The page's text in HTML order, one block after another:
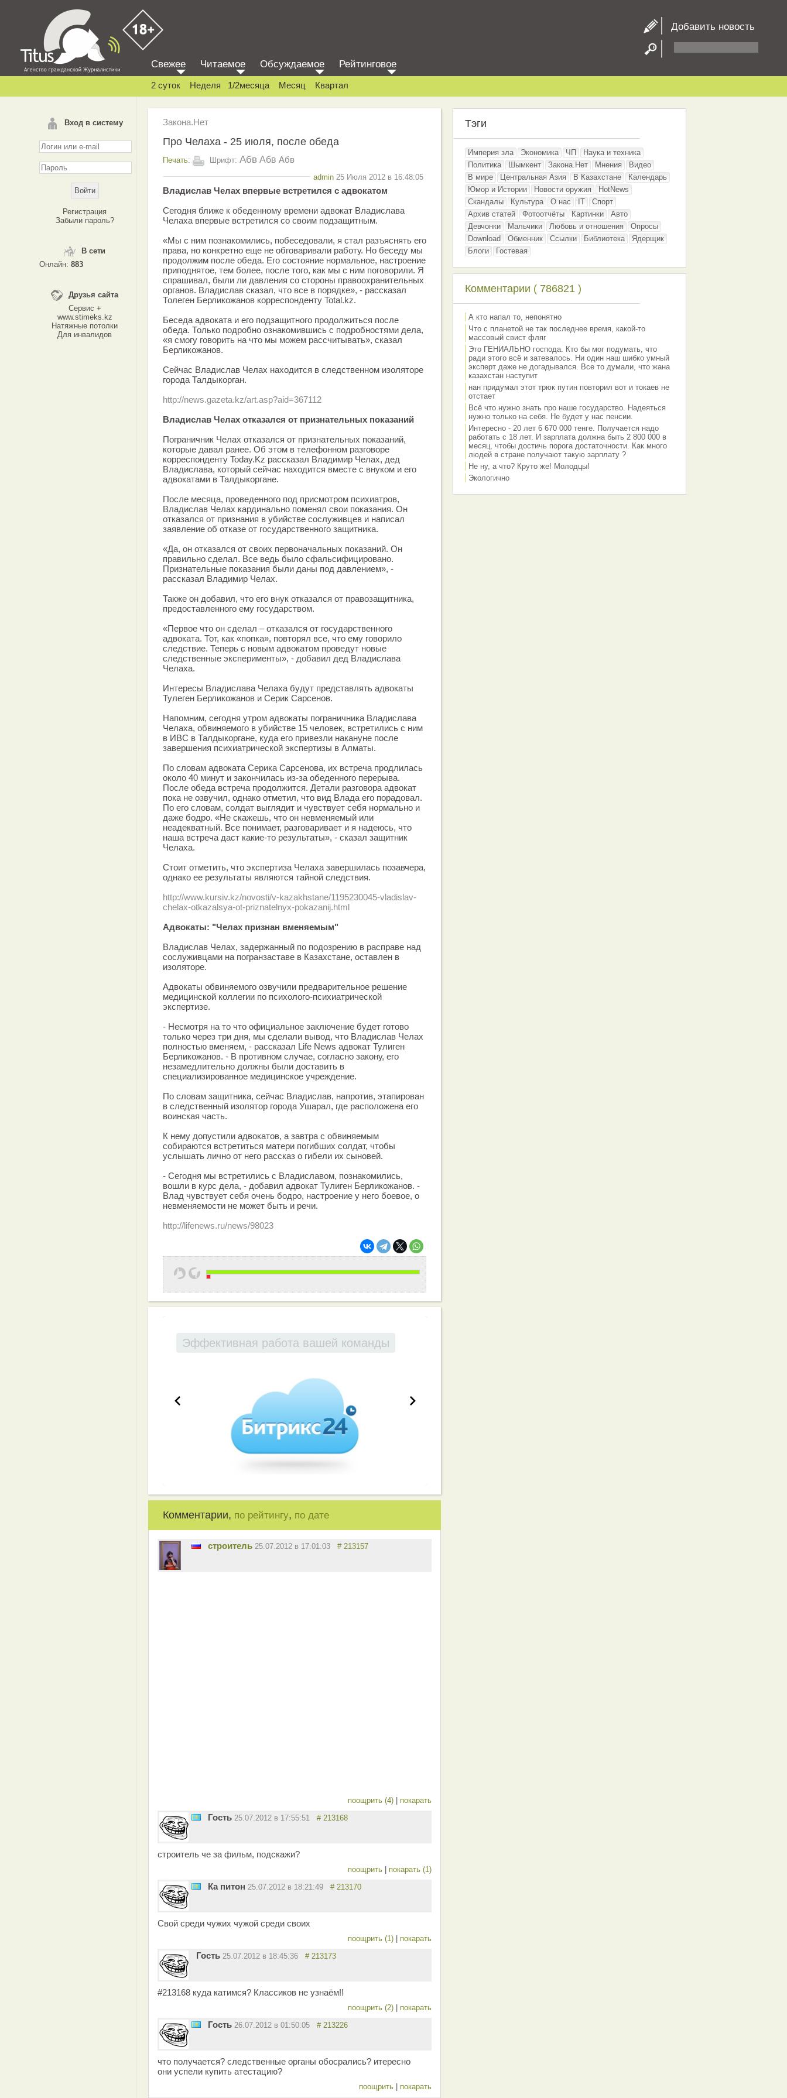
Добавить новость
Вход в систему
Регистрация
Забыли пароль?
В сети
Онлайн: 883
Друзья сайта
Сервис +
www.stimeks.kz
Натяжные потолки
Для инвалидов
Свежее Читаемое Обсуждаемое Рейтинговое
2 суток Неделя 1/2месяца Месяц Квартал
Закона.Нет
Про Челаха - 25 июля, после обеда
Печать: Шрифт: Абв Абв Абв
admin 25 Июля 2012 в 16:48:05
Владислав Челах впервые встретился с адвокатом
Сегодня ближе к обеденному времени адвокат Владислава
Челаха впервые встретился со своим подзащитным.
«Мы с ним познакомились, побеседовали, я стал разъяснять его
права, но конкретно еще не обговаривали работу. Но беседу мы
продолжим после обеда. Его состояние нормальное, настроение
приподнятое, тем более, после того, как мы с ним поговорили. Я
спрашивал, были ли давления со стороны правоохранительных
органов. Владислав сказал, что все в порядке», - рассказал
Толеген Берликожанов корреспонденту Total.kz.
Беседа адвоката и его подзащитного продолжиться после
обеда. Только подробно ознакомившись с подробностями дела,
«я смогу говорить на что мы можем рассчитывать», сказал
Берликожанов.
Сейчас Владислав Челах находится в следственном изоляторе
города Талдыкорган.
http://news.gazeta.kz/art.asp?aid=367112
Владислав Челах отказался от признательных показаний
Пограничник Челах отказался от признательных показаний,
которые давал ранее. Об этом в телефонном разговоре
корреспонденту Today.Kz рассказал Владимир Челах, дед
Владислава, который сейчас находится вместе с внуком и его
адвокатами в Талдыкоргане.
После месяца, проведенного под присмотром психиатров,
Владислав Челах кардинально поменял свои показания. Он
отказался от признания в убийстве сослуживцев и написал
заявление об отказе от государственного защитника.
«Да, он отказался от своих первоначальных показаний. Он
правильно сделал. Все ведь было сфальсифицировано.
Признательные показания были даны под давлением», -
рассказал Владимир Челах.
Также он добавил, что его внук отказался от правозащитника,
предоставленного ему государством.
«Первое что он сделал – отказался от государственного
адвоката. Тот, как «попка», повторял все, что ему говорило
следствие. Теперь с новым адвокатом проведут новые
следственные эксперименты», - добавил дед Владислава
Челаха.
Интересы Владислава Челаха будут представлять адвокаты
Тулеген Берликожанов и Серик Сарсенов.
Напомним, сегодня утром адвокаты пограничника Владислава
Челаха, обвиняемого в убийстве 15 человек, встретились с ним
в ИВС в Талдыкоргане, куда его привезли накануне после
завершения психиатрической экспертизы в Алматы.
По словам адвоката Серика Сарсенова, их встреча продлилась
около 40 минут и закончилась из-за обеденного перерыва.
После обеда встреча продолжится. Детали разговора адвокат
пока не озвучил, однако отметил, что вид Влада его порадовал.
По его словам, солдат выглядит и чувствует себя нормально и
даже бодро. «Не скажешь, что он невменяемый или
неадекватный. Все понимает, разговаривает и я надеюсь, что
наша встреча даст какие-то результаты», - сказал защитник
Челаха.
Стоит отметить, что экспертиза Челаха завершилась позавчера,
однако ее результаты являются тайной следствия.
http://www.kursiv.kz/novosti/v-kazakhstane/1195230045-vladislav-
chelax-otkazalsya-ot-priznatelnyx-pokazanij.html
Адвокаты: "Челах признан вменяемым"
Владислав Челах, задержанный по подозрению в расправе над
сослуживцами на погранзаставе в Казахстане, оставлен в
изоляторе.
Адвокаты обвиняемого озвучили предварительное решение
медицинской коллегии по психолого-психиатрической
экспертизе.
- Несмотря на то что официальное заключение будет готово
только через три дня, мы сделали вывод, что Владислав Челах
полностью вменяем, - рассказал Life News адвокат Тулиген
Берликожанов. - В противном случае, согласно закону, его
незамедлительно должны были доставить в
специализированное медицинское учреждение.
По словам защитника, сейчас Владислав, напротив, этапирован
в следственный изолятор города Ушарал, где расположена его
воинская часть.
К нему допустили адвокатов, а завтра с обвиняемым
собираются встретиться матери погибших солдат, чтобы
услышать лично от него рассказ о гибели их сыновей.
- Сегодня мы встретились с Владиславом, познакомились,
вошли в курс дела, - добавил адвокат Тулиген Берликожанов. -
Влад чувствует себя очень бодро, настроение у него боевое, о
невменяемости не может быть и речи.
http://lifenews.ru/news/98023
Эффективная работа вашей команды
Комментарии, по рейтингу, по дате
строитель 25.07.2012 в 17:01:03 # 213157
поощрить (4) покарать
Гость 25.07.2012 в 17:55:51 # 213168
строитель че за фильм, подскажи?
поощрить покарать (1)
Ка питон 25.07.2012 в 18:21:49 # 213170
Свой среди чужих чужой среди своих
поощрить (1) покарать
Гость 25.07.2012 в 18:45:36 # 213173
#213168 куда катимся? Классиков не узнаём!!
поощрить (2) покарать
Гость 26.07.2012 в 01:50:05 # 213226
что получается? следственные органы обосрались? итересно
они успели купить атестацию?
поощрить покарать
Тэги
Империя зла Экономика ЧП
Наука и техника
Политика
Шымкент Закона.Нет Мнения
Видео
В мире
Центральная Азия В Казахстане
Календарь
Юмор и Истории
Новости оружия
HotNews
Скандалы
Культура О нас IT
Спорт
Архив статей
Фотоотчёты Картинки
Авто
Девчонки
Мальчики Любовь и отношения
Опросы
Download
Обменник Ссылки Библиотека
Ядерщик
Блоги
Гостевая
Комментарии ( 786821 )
А кто напал то, непонятно
Что с планетой не так последнее время, какой-то
массовый свист фляг
Это ГЕНИАЛЬНО господа. Кто бы мог подумать, что
ради этого всё и затевалось. Ни один наш шибко умный
эксперт даже не догадывался. Все то думали, что жана
казахстан наступит
нан придумал этот трюк путин повторил вот и токаев не
отстает
Всё что нужно знать про наше государство. Надеяться
нужно только на себя. Не будет у нас пенсии.
Интересно - 20 лет 6 670 000 тенге. Получается надо
работать с 18 лет. И зарплата должна быть 2 800 000 в
месяц, чтобы достичь порога достаточности. Как много
людей в стране получают такую зарплату ?
Не ну, а что? Круто же! Молодцы!
Экологично